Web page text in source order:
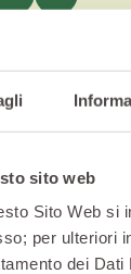
sito web
Sito Web si
per ulteriori
dei Dati